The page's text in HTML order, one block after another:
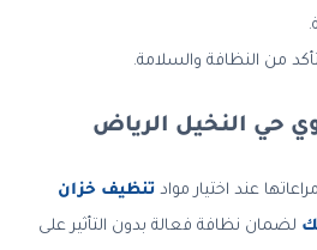
من النظافة والسلامة.
حي النخيل الرياض
عند اختيار موادتنظيف خزان
لضمان نظافة فعالة بدون التأثير على